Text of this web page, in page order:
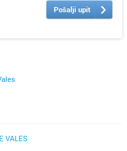
Pošalji upit
VALES